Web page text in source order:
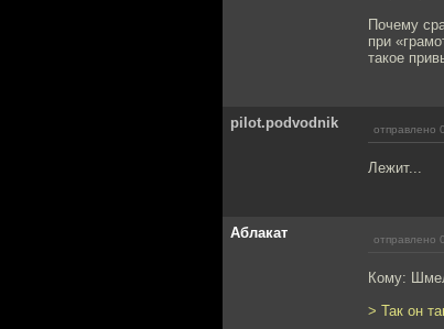
Почему
при
такое
pilot.podvodnik отправлено
Лежит...
Аблакат отправлено
Кому:
> Так он